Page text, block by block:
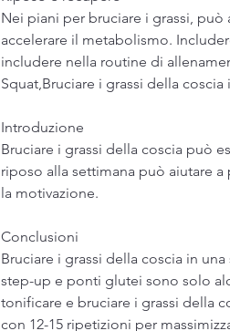
Nei piani per bruciare i grassi, può
accelerare il metabolismo.
includere nella routine di
Squat,Bruciare i grassi della coscia
Introduzione
Bruciare i grassi della coscia può
riposo alla settimana può aiutare
la motivazione.
Conclusioni
Bruciare i grassi della coscia in
step-up e ponti glutei sono solo
tonificare e bruciare i grassi della
con 12-15 ripetizioni per